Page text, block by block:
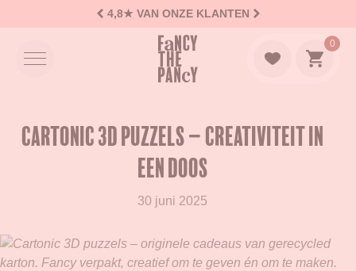
4,8★ VAN ONZE KLANTEN
0
Naar
Cartonic 3D Puzzels – Creativiteit in
een doos
30 juni 2025